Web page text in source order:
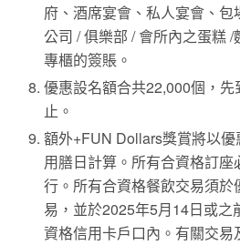
府、酒席宴會、私人宴會、包
公司 / 俱樂部 / 會所內之蛋糕
專櫃的簽賬。
優惠設名額合共22,000個，先
止。
額外+FUN Dollars獎賞將以
用膳日計算。所有合資格訂座
行。所有合資格餐飲交易須於
易，並於2025年5月14日或之
資格信用卡戶口內。有關交易